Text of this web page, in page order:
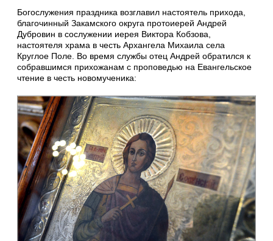
Богослужения праздника возглавил настоятель прихода,
благочинный Закамского округа протоиерей Андрей
Дубровин в сослужении иерея Виктора Кобзова,
настоятеля храма в честь Архангела Михаила села
Круглое Поле. Во время службы отец Андрей обратился к
собравшимся прихожанам с проповедью на Евангельское
чтение в честь новомученика: